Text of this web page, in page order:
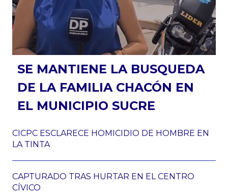
SE MANTIENE LA BUSQUEDA
DE LA FAMILIA CHACÓN EN
EL MUNICIPIO SUCRE
CICPC ESCLARECE HOMICIDIO DE HOMBRE EN
LA TINTA
CAPTURADO TRAS HURTAR EN EL CENTRO
CÍVICO